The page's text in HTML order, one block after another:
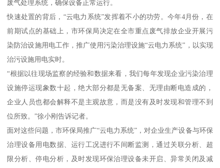
废气处理系统，确保设备正常运行。
快速处置的背后，“云电力系统”发挥着不小的功劳。今年4月份，在
前期试点的基础上，市环保局决定在全市重点废气排放企业开展污
染防治设施用电工作，推广使用污染治理设施“云电力系统”，以实现
治污设施用电实时。
“根据以往现场监察的经验和数据来看，我们每年发现企业污染治理
设施停运现象数十起，绝大部分都是无备案、无理由断电造成的，
企业人员也都会解释不是主观故意，而是没有及时发现和管理不到
位所致。”徐小刚告诉记者。
面对这些问题，市环保局推广“云电力系统”，对企业生产设备与环保
治理设备用电数据、运行工况进行不间断监测，通过关联分析、超
限分析、停电分析，及时发现环保治理设备未开启、异常关闭及减